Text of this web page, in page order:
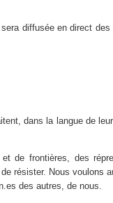
diffusée en direct des
dans la langue de
de frontières, des
résister. Nous voulons
des autres, de nous.